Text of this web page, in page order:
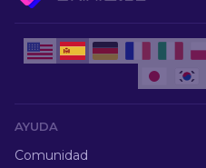
AYUDA
Comunidad